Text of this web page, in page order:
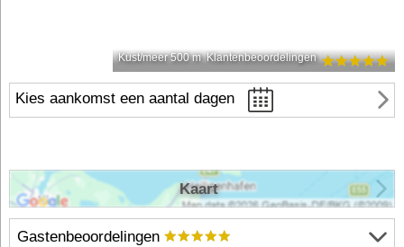
Kust/meer 500 m Klantenbeoordelingen
Kies aankomst een aantal dagen
Gastenbeoordelingen
Kaart